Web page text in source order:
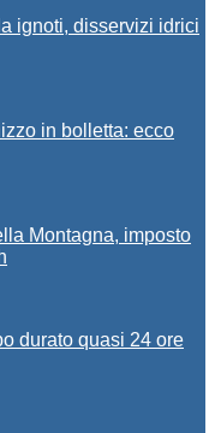
ignoti, disservizi idrici
in bolletta: ecco
Montagna, imposto
durato quasi 24 ore